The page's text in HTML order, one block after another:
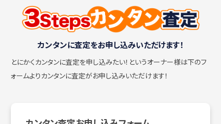
カンタンに査定をお申し込みいただけます！
とにかくカンタンに査定を申し込みたい！ というオーナー様は下のフ
ォームよりカンタンに査定がお申し込みいただけます！